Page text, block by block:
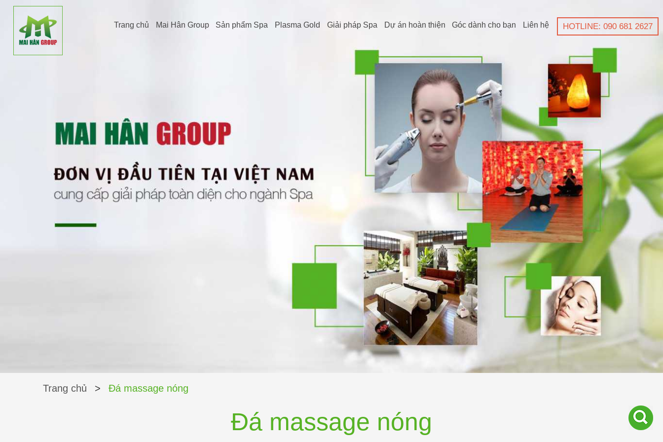
Trang chủ Mai Hân Group Sản phẩm Spa Plasma Gold Giải pháp Spa Dự án hoàn thiện Góc dành cho bạn Liên hệ HOTLINE: 090 681 2627
Trang chủ > Đá massage nóng
Đá massage nóng